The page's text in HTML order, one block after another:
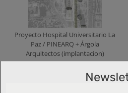
Proyecto Hospital Universitario La
Paz / PINEARQ + Árgola
Arquitectos (implantacion)